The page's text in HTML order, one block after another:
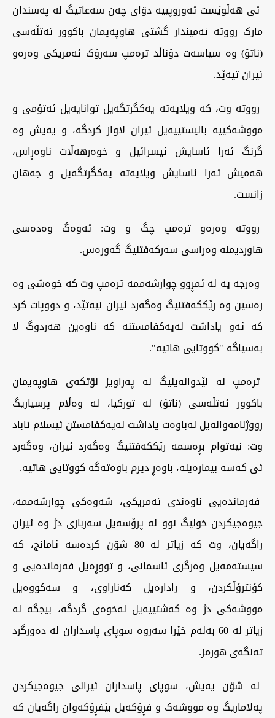
ئی هەڵوێست ئەوروپییە دۊای چەن سەعاتیگ لە پەسندان
مارک رووتە ئەمیندار گشتی هاوپەیمان باکوور ئەتڵەسی
(ناتۆ) وە سیاسەت دۆناڵد ترەمپ سەرۆک ئەمریکی وەرەو
ئیران تیەێد.
رووتە وت، کە ویلایەتە یەکگرتگەیل توانایەیل ئەتۆمی و
مووشەکییە بالیستییەیل ئیران لاواز کردگە، و یەیش وە
گرنگ ئەرا ئاسایش ئیسرائیل و خوەرهەڵات ناوەڕاس،
هەمیش ئەرا ئاسایش ویلایەتە یەکگرتگەیل و جەهان
زانست.
رووتە وەرەو ترەمپ چگ و وت: ئەوەگ وەدەسی
هاوردیمنە وەراسی سەرکەفتنیگ گەورەس.
وەرجە یە لە ئمڕوو چوارشەممە ترەمپ وت کە خوەشی وە
رەسین وە رێککەفتنیگ وەگەرد ئیران نیەتێد، و دووپات کرد
کە ئەو یاداشت لەیەکفامستنە کە ناوەین هەردوگ لا
بەسیاگە "کووتایی هاتیە".
ترەمپ لە لێدوانەیلیگ لە پەراویز لۊتکەی هاوپەیمان
باکوور ئەتڵەسی (ناتۆ) لە تورکیا، لە وەڵام پرسیاریگ
رووژنامەوانەیل لەباوەت یاداشت لەیەکفامستن ئیسلام ئاباد
وت: نیەتوام بڕەسمە رێککەفتنیگ وەگەرد ئیران، وەگەرد
ئی کەسە بیمارەیلە، باوەڕ دیرم باوەتەگە کووتایی هاتیە.
فەرماندەیی ناوەندی ئەمریکی، شەوەکی چوارشەممە،
جیوەجیکردن خولیگ نوو لە پرۆسەیل سەربازی دژ وە ئیران
راگەیان، وت کە زیاتر لە 80 شۊن کردەسە ئامانج، کە
سیستەمەیل وەرگری ئاسمانی، و تووڕەیل فەرماندەیی و
کۆنترۆڵکردن، و رادارەیل کەناراوی، و سەکووەیل
مووشەکی دژ وە کەشتییەیل لەخوەی گردگە، بیجگە لە
زیاتر لە 60 بەلەم خێرا سەروە سوپای پاسداران لە دەورگرد
تەنگەی هورمز.
لە شۊن یەیش، سوپای پاسداران ئیرانی جیوەجیکردن
پەلاماریگ وە مووشەک و فڕۆکەیل بێفڕۆکەوان راگەیان کە